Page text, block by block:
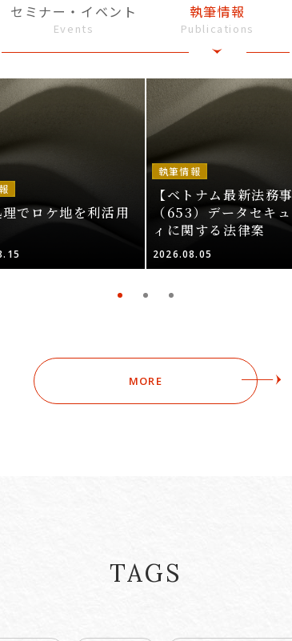
セミナー・イベント
Events
執筆情報
Publications
でロケ地を利活用
執筆情報
【ベトナム最新法務事
（653）データセキ
ィに関する法律案
2026.08.05
MORE
TAGS